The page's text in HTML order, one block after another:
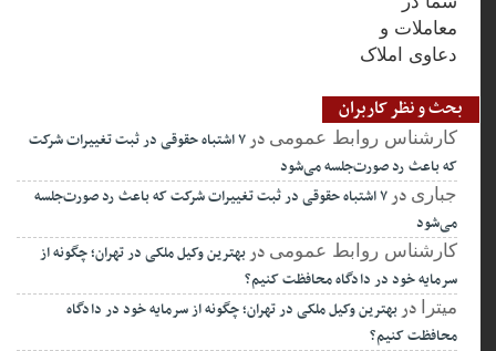
بحث و نظر کاربران
کارشناس روابط عمومیدر ۷ اشتباه حقوقی در ثبت تغییرات شرکت
که باعث رد صورت‌جلسه می‌شود
جباری در ۷ اشتباه حقوقی در ثبت تغییرات شرکت که باعث رد صورت‌جلسه
می‌شود
کارشناس روابط عمومیدربهترین وکیل ملکی در تهران؛ چگونه از
سرمایه خود در دادگاه محافظت کنیم؟
میترادربهترین وکیل ملکی در تهران؛ چگونه از سرمایه خود در دادگاه
محافظت کنیم؟